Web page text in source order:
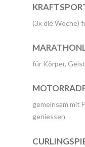
(3x die Woche)
für Körper,
gemeinsam mit
geniessen